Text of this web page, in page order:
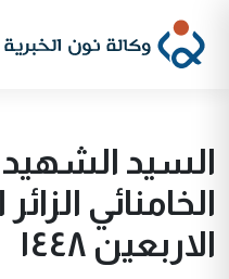
السيد
الخامنائي
الاربعين ١٤٤٨